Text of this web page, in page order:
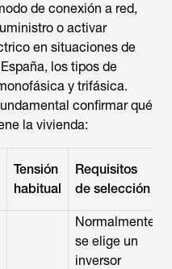
de conexión a red,
o activar
en situaciones de
los tipos de
y trifásica.
confirmar qué
la vivienda:
Tensión
habitual
Requisitos
de selección
Normalmente
se elige un
inversor